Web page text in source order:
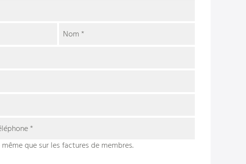
Nom*
*
que sur les factures de membres.